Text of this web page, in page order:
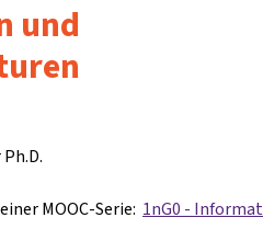
und
MOOC-Serie: 1nG0 -